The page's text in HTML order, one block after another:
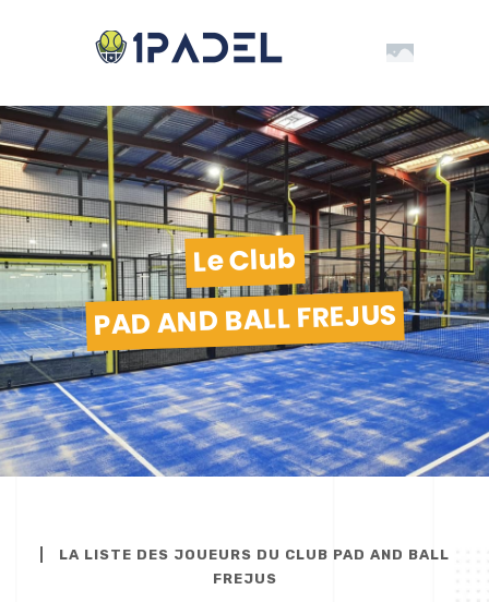
Le Club
PAD AND BALL FREJUS
LA LISTE DES JOUEURS DU CLUB PAD AND BALL
FREJUS